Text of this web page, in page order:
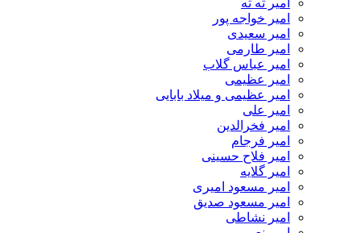
امیر خواجه پور
امیر سعیدی
امیر طارمی
امیر عباس گلاب
امیر عظیمی
امیر عظیمی و میلاد بابایی
امیر علی
امیر فخرالدین
امیر فرجام
امیر فلاح حسینی
امیر گلایه
امیر مسعود امیری
امیر مسعود صدیق
امیر نشاطی